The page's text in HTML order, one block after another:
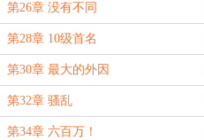
第26章 没有不同
第28章 10级首名
第30章 最大的外因
第32章 骚乱
第34章 六百万！